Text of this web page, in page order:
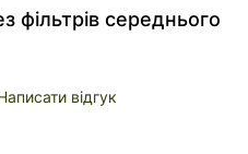
фільтрів середнього
відгук